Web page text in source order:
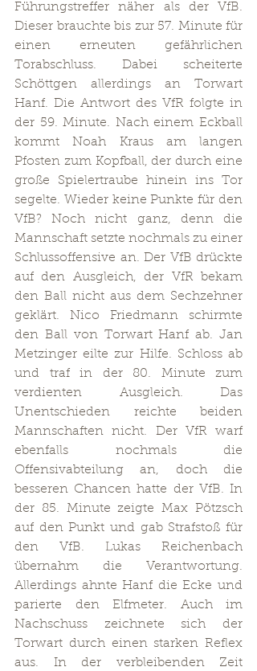
Führungstreffer näher als der VfB.
Dieser brauchte bis zur 57. Minute für
einen erneuten gefährlichen
Torabschluss. Dabei scheiterte
Schöttgen allerdings an Torwart
Hanf. Die Antwort des VfR folgte in
der 59. Minute. Nach einem Eckball
kommt Noah Kraus am langen
Pfosten zum Kopfball, der durch eine
große Spielertraube hinein ins Tor
segelte. Wieder keine Punkte für den
VfB? Noch nicht ganz, denn die
Mannschaft setzte nochmals zu einer
Schlussoffensive an. Der VfB drückte
auf den Ausgleich, der VfR bekam
den Ball nicht aus dem Sechzehner
geklärt. Nico Friedmann schirmte
den Ball von Torwart Hanf ab. Jan
Metzinger eilte zur Hilfe. Schloss ab
und traf in der 80. Minute zum
verdienten Ausgleich. Das
Unentschieden reichte beiden
Mannschaften nicht. Der VfR warf
ebenfalls nochmals die
Offensivabteilung an, doch die
besseren Chancen hatte der VfB. In
der 85. Minute zeigte Max Pötzsch
auf den Punkt und gab Strafstoß für
den VfB. Lukas Reichenbach
übernahm die Verantwortung.
Allerdings ahnte Hanf die Ecke und
parierte den Elfmeter. Auch im
Nachschuss zeichnete sich der
Torwart durch einen starken Reflex
aus. In der verbleibenden Zeit